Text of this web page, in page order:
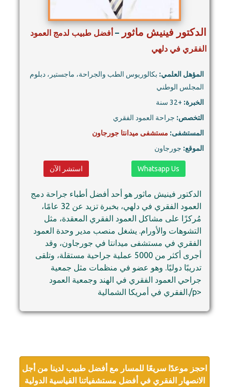
الدكتور فينيش ماثور – أفضل طبيب لدمج العمود
الفقري في دلهي
المؤهل العلمي: بكالوريوس الطب والجراحة، ماجستير، دبلوم
المجلس الوطني
الخبرة: +32 سنة
التخصص: جراحة العمود الفقري
المستشفى: مستشفى ميدانتا جورجاون
الموقع: جورجاون
استشر الآن Whatsapp Us
الدكتور فينيش ماثور هو أحد أفضل أطباء جراحة دمج
العمود الفقري في دلهي، بخبرة تزيد عن 32 عامًا،
مُركزًا على مشاكل العمود الفقري المعقدة، مثل
التشوهات والأورام. يشغل منصب مدير وحدة العمود
الفقري في مستشفى ميدانتا في جورجاون، وقد
أجرى أكثر من 5000 عملية جراحية مستقلة، وتلقى
تدريبًا دوليًا. وهو عضو في منظمات مثل جمعية
جراحي العمود الفقري في الهند وجمعية العمود
الفقري في أمريكا الشمالية./p>
احجز موعدًا سريعًا للمسار مع أفضل طبيب لدينا من أجل
الانصهار الفقري في أفضل مستشفياتنا القياسية الدولية